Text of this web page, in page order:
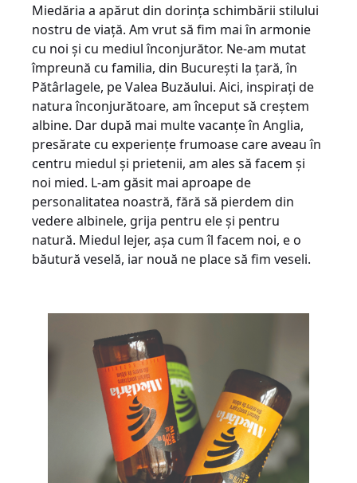
Miedăria a apărut din dorința schimbării stilului
nostru de viață. Am vrut să fim mai în armonie
cu noi și cu mediul înconjurător. Ne-am mutat
împreună cu familia, din București la țară, în
Pătârlagele, pe Valea Buzăului. Aici, inspirați de
natura înconjurătoare, am început să creștem
albine. Dar după mai multe vacanțe în Anglia,
presărate cu experiențe frumoase care aveau în
centru miedul și prietenii, am ales să facem și
noi mied. L-am găsit mai aproape de
personalitatea noastră, fără să pierdem din
vedere albinele, grija pentru ele și pentru
natură. Miedul lejer, așa cum îl facem noi, e o
băutură veselă, iar nouă ne place să fim veseli.